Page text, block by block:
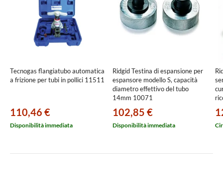
Tecnogas flangiatubo automatica
a frizione per tubi in pollici 11511
110,46 €
Disponibilità immediata
Ridgid Testina di espansione per
espansore modello S, capacità
diametro effettivo del tubo
14mm 10071
102,85 €
Disponibilità immediata